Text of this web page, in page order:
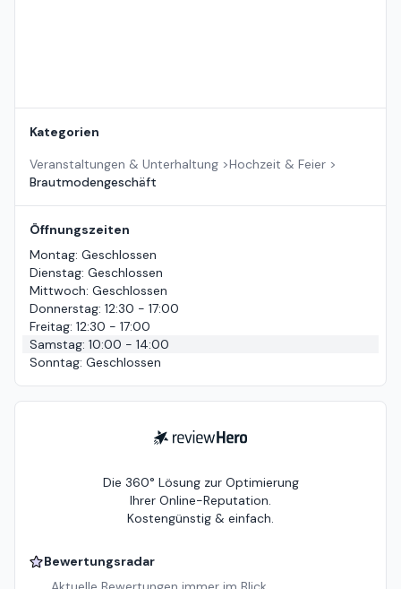
Kategorien
Veranstaltungen & Unterhaltung >Hochzeit & Feier >
Brautmodengeschäft
Öffnungszeiten
Montag: Geschlossen
Dienstag: Geschlossen
Mittwoch: Geschlossen
Donnerstag: 12:30 - 17:00
Freitag: 12:30 - 17:00
Samstag: 10:00 - 14:00
Sonntag: Geschlossen
ReviewHero
Die 360° Lösung zur Optimierung
Ihrer Online-Reputation.
Kostengünstig & einfach.
Bewertungsradar